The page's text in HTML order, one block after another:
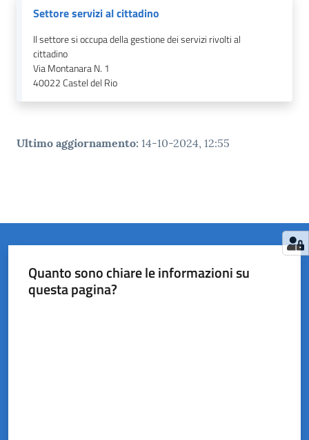
Settore servizi al cittadino
Il settore si occupa della gestione dei servizi rivolti al
cittadino
Via Montanara N. 1
40022Castel del Rio
Ultimo aggiornamento: 14-10-2024, 12:55
Quanto sono chiare le informazioni su
questa pagina?